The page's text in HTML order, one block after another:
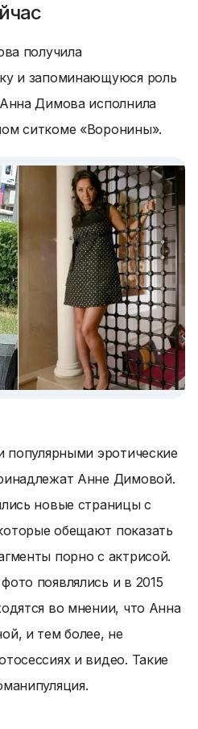
получила
и запоминающуюся роль
Димова исполнила
ситкоме «Воронины».
популярными эротические
Анне Димовой.
новые страницы с
обещают показать
порно с актрисой.
появлялись и в 2015
во мнении, что Анна
и тем более, не
и видео. Такие